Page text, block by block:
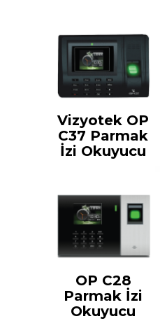
Vizyotek OP
C37 Parmak
İzi Okuyucu
OP C28
Parmak İzi
Okuyucu